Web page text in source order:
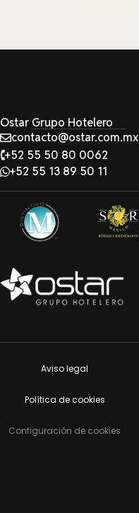
Ostar Grupo Hotelero
contacto@ostar.com.mx
+52 55 50 80 0062
+52 55 13 89 50 11
Aviso legal
Política de cookies
Configuración de cookies